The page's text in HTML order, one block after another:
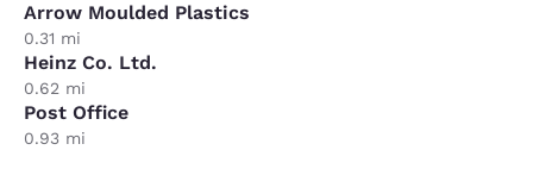
Arrow Moulded Plastics
0.31 mi
Heinz Co. Ltd.
0.62 mi
Post Office
0.93 mi